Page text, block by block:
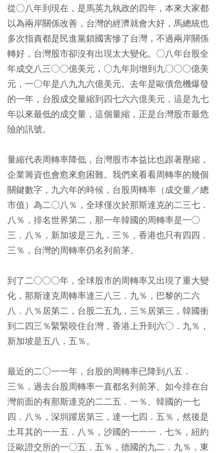
從○八年到現在，是馬英九執政的四年，本來大家都
以為兩岸關係改善，台灣的經濟就會大好，馬總統也
多次指責都是民進黨鎖國害慘了台灣，不過兩岸關係
轉好，台灣股市卻沒有出現太大變化。○八年台股全
年成交八三○○億美元，○九年則增到九○○○億美
元，一○年是八九九六億美元。去年是歐債危機爆發
的一年，台股成交量縮到四七六六億美元，這是九七
年以來最低的成交量，這個量縮，正是台灣股市最危
險的訊號。
量縮代表周轉率降低，台灣股市本益比也跟著壓縮，
企業籌資也會愈來愈困難。我們來看看周轉率的幾個
關鍵數字，九六年的時候，台股周轉率（成交量／總
市值）為二○八％，全球僅次於那斯達克的二三七．
八％，排名世界第二，那一年韓國的周轉率是一○
三．八％，新加坡是三九．三％，香港也只有四四．
三％，台灣的周轉率仍名列前茅。
到了二○○○年，全球股市的周轉率又出現了重大變
化，那斯達克周轉率達三八三．九％，巴黎的二六
八．八％居第二，台股二五九．三％居第三，韓國衝
到二四三％緊緊咬住台灣，香港上升到六○．九％，
新加坡是五八．五％。
最近的二○一一年，台股的周轉率已降到八五．
三％，過去台股周轉率一直都名列前茅。如今排在台
灣前面的有那斯達克的二二五．一％、韓國的一七
四．八％，深圳躍居第三，達一七四．五％，然後是
土耳其的一一五．八％，沙國的一一一．七％，紐約
泛歐證交所的一○五．五％，德國的九二．九％，東